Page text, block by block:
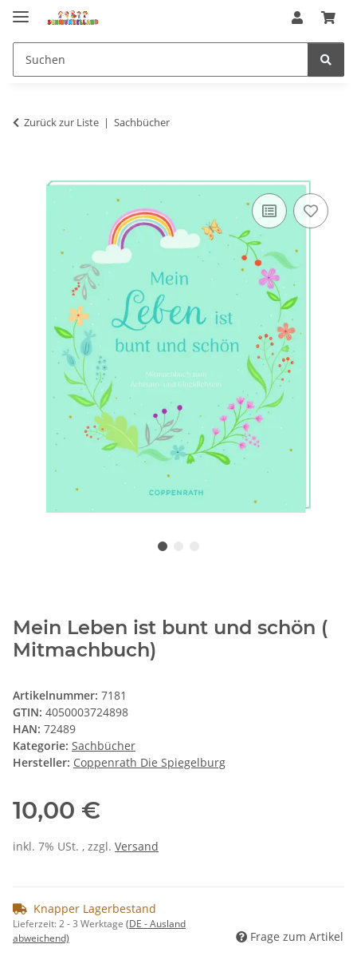
Zurück zur Liste Sachbücher
Mein Leben ist bunt und schön (
Mitmachbuch)
Artikelnummer: 7181
GTIN: 4050003724898
HAN: 72489
Kategorie: Sachbücher
Hersteller: Coppenrath Die Spiegelburg
10,00 €
inkl. 7% USt. , zzgl. Versand
Knapper Lagerbestand
Lieferzeit:2 - 3 Werktage (DE - Ausland
abweichend)
Frage zum Artikel